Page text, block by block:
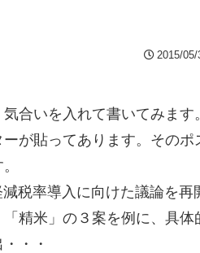
2015/05/
合いを入れて書いてみます
が貼ってあります。そのポ
税率導入に向けた議論を再
精米」の３案を例に、具体
・・